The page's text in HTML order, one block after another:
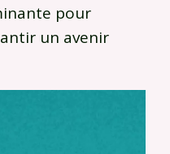
pour
un avenir